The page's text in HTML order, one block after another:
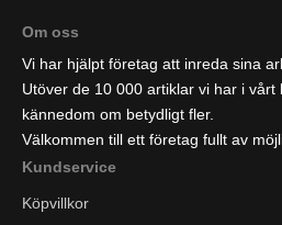
Om oss
Vi har hjälpt företag att inreda sina
Utöver de 10 000 artiklar vi har i
kännedom om betydligt fler.
Välkommen till ett företag fullt av
Kundservice
Köpvillkor